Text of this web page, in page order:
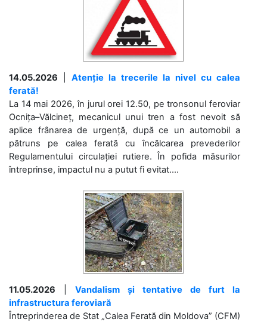
14.05.2026
Atenție la trecerile la nivel cu calea
ferată!
La 14 mai 2026, în jurul orei 12.50, pe tronsonul feroviar
Ocnița–Vălcineț, mecanicul unui tren a fost nevoit să
aplice frânarea de urgență, după ce un automobil a
pătruns pe calea ferată cu încălcarea prevederilor
Regulamentului circulației rutiere. În pofida măsurilor
întreprinse, impactul nu a putut fi evitat....
11.05.2026
Vandalism și tentative de furt la
infrastructura feroviară
Întreprinderea de Stat „Calea Ferată din Moldova” (CFM)